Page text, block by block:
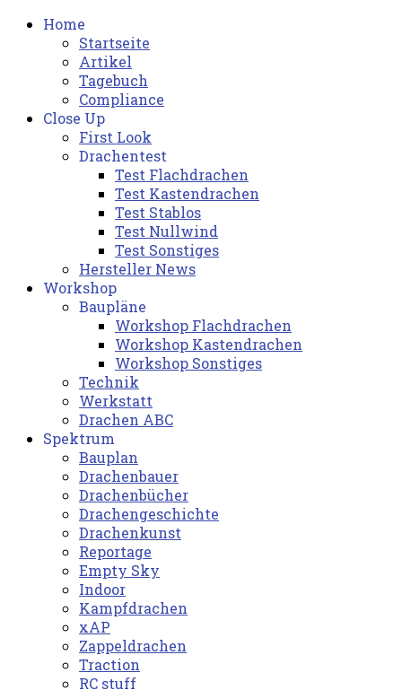
Home
Startseite
Artikel
Tagebuch
Compliance
Close Up
First Look
Drachentest
Test Flachdrachen
Test Kastendrachen
Test Stablos
Test Nullwind
Test Sonstiges
Hersteller News
Workshop
Baupläne
Workshop Flachdrachen
Workshop Kastendrachen
Workshop Sonstiges
Technik
Werkstatt
Drachen ABC
Spektrum
Bauplan
Drachenbauer
Drachenbücher
Drachengeschichte
Drachenkunst
Reportage
Empty Sky
Indoor
Kampfdrachen
xAP
Zappeldrachen
Traction
RC stuff